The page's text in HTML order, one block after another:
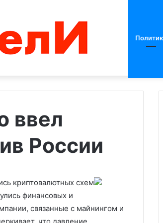
ввел
России
криптовалютных схем
финансовых и
связанные с майнингом и
Силуанов
заявил
трансформации
экономики
Силуанов заявил о
«болезненной»